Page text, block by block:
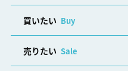
買いたい Buy
売りたい Sale